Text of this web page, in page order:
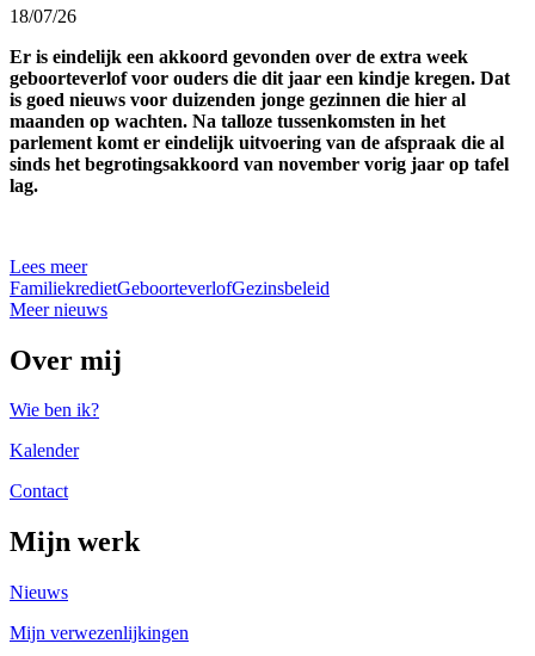
18/07/26
Er is eindelijk een akkoord gevonden over de extra week
geboorteverlof voor ouders die dit jaar een kindje kregen. Dat
is goed nieuws voor duizenden jonge gezinnen die hier al
maanden op wachten. Na talloze tussenkomsten in het
parlement komt er eindelijk uitvoering van de afspraak die al
sinds het begrotingsakkoord van november vorig jaar op tafel
lag.
Lees meer
FamiliekredietGeboorteverlofGezinsbeleid
Meer nieuws
Over mij
Wie ben ik?
Kalender
Contact
Mijn werk
Nieuws
Mijn verwezenlijkingen